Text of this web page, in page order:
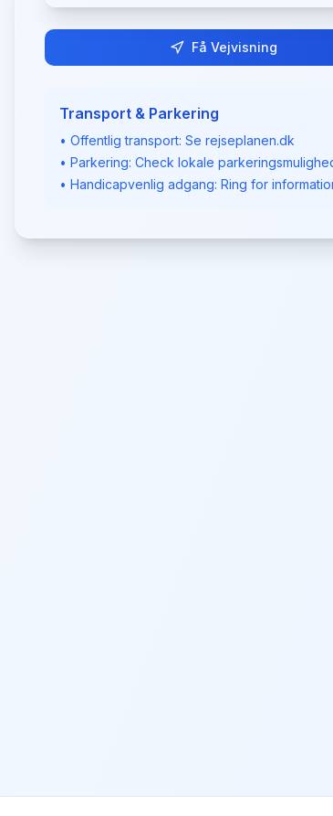
Få Vejvisning
Transport & Parkering
• Offentlig transport: Se rejseplanen.dk
• Parkering: Check lokale
• Handicapvenlig adgang: Ring for